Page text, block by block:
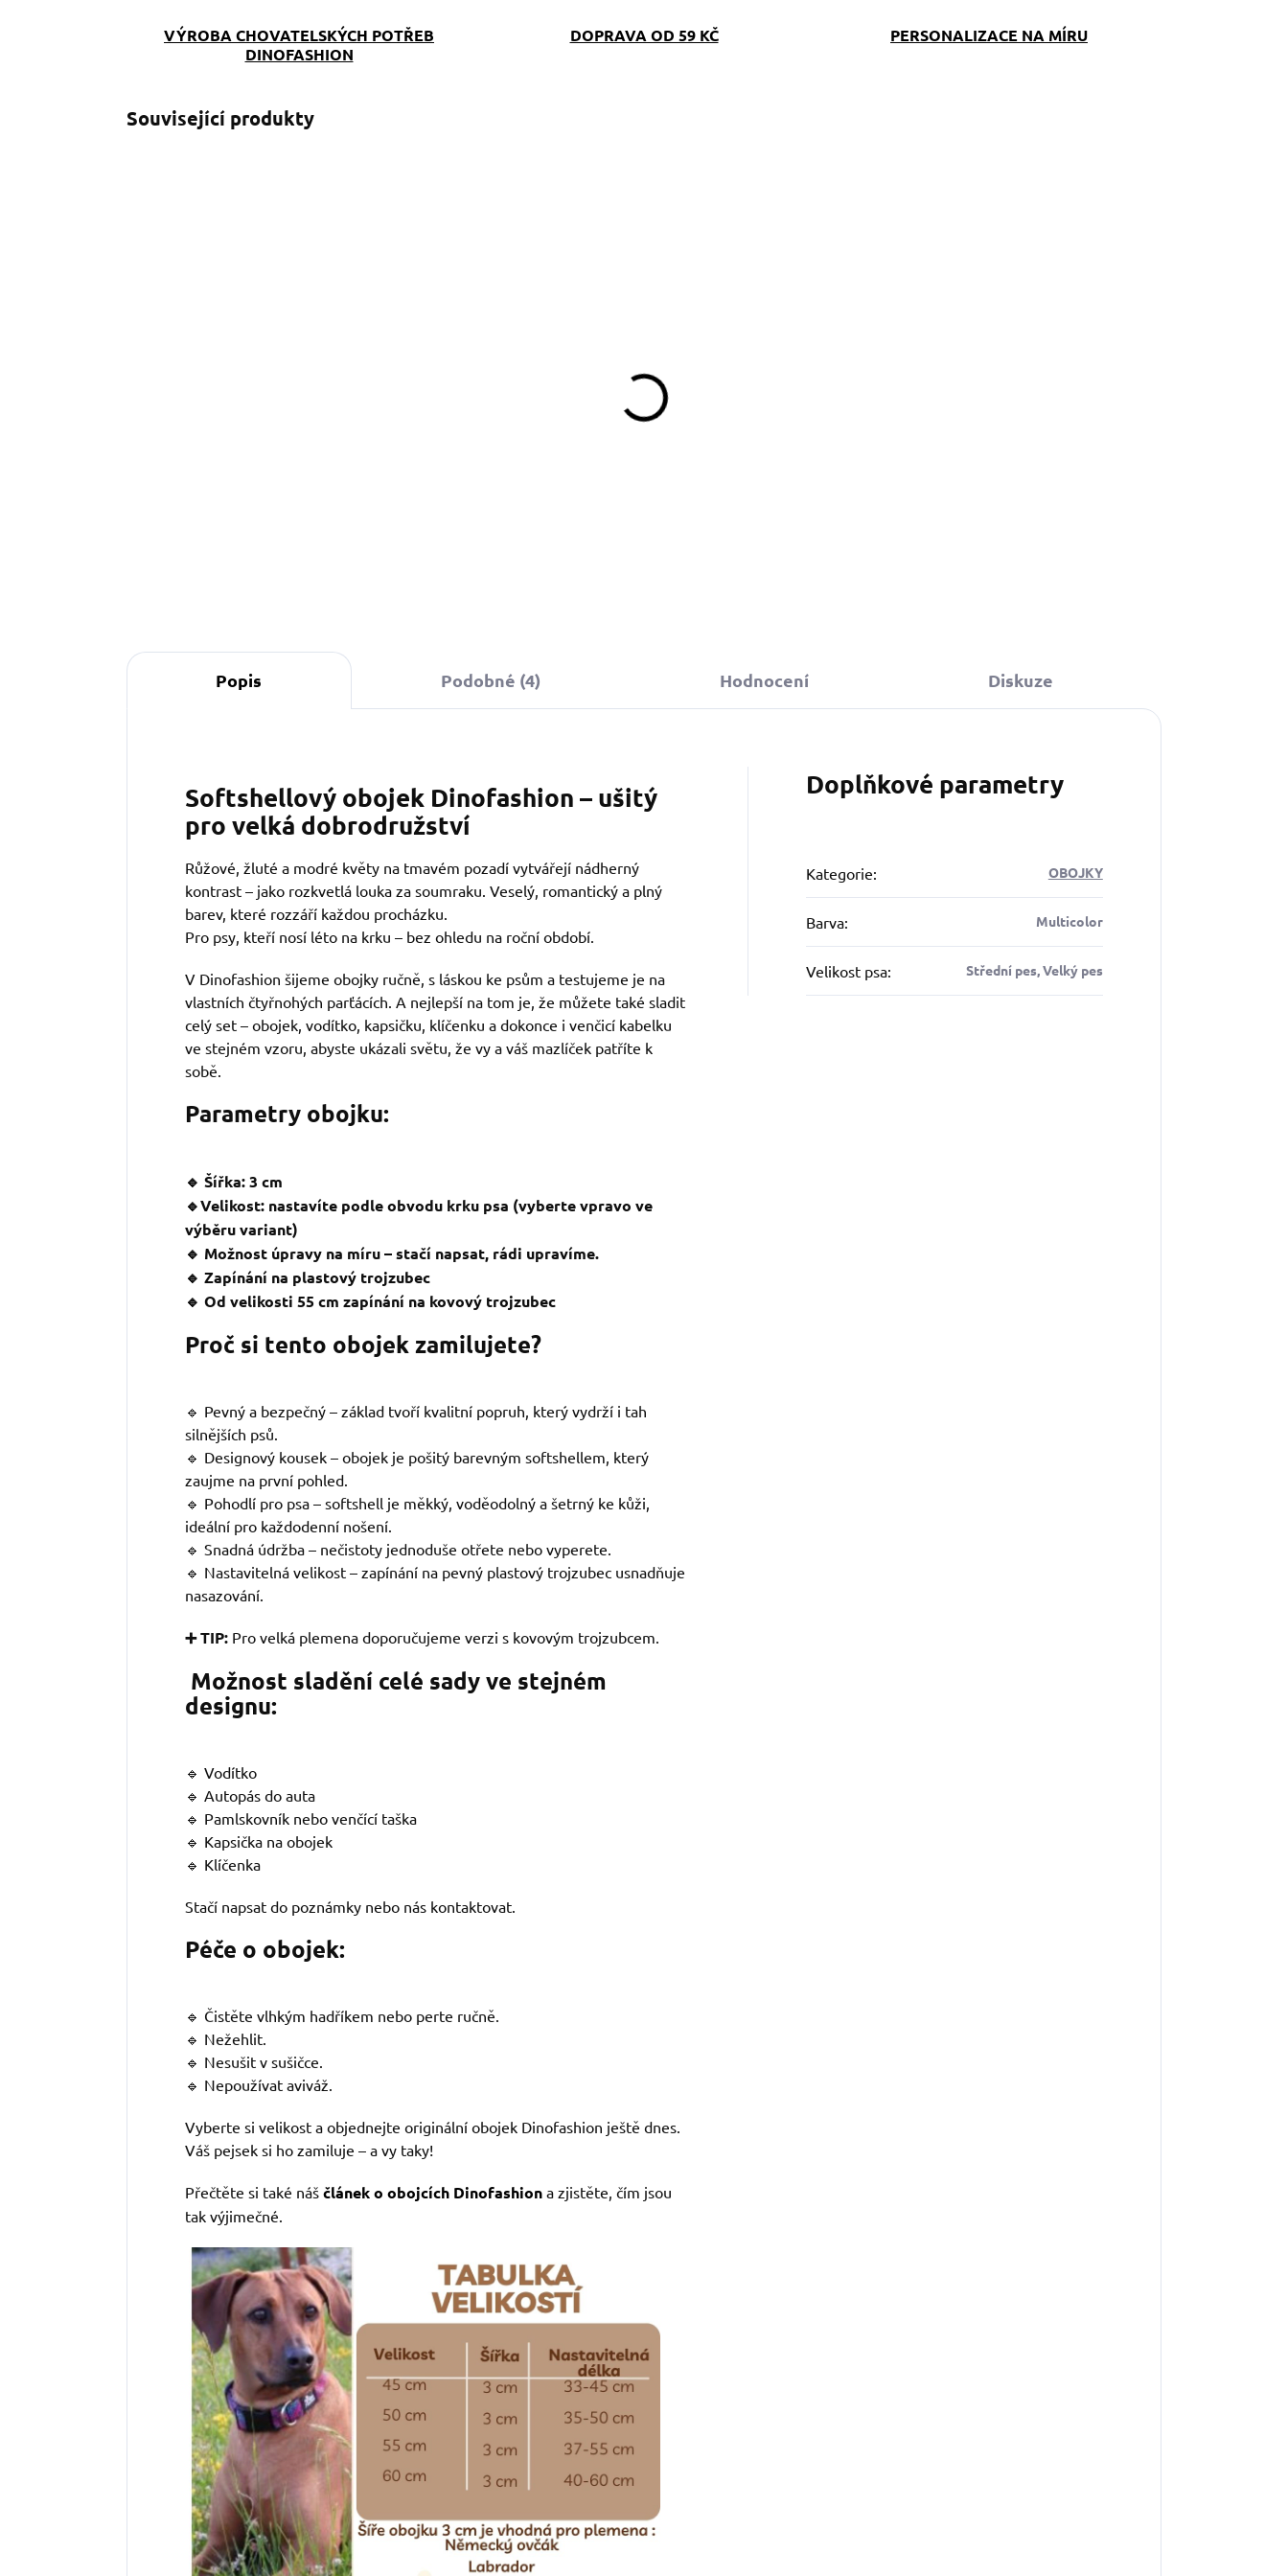
VÝROBA CHOVATELSKÝCH POTŘEB
DINOFASHION
DOPRAVA OD 59 KČ PERSONALIZACE NA MÍRU
Související produkty
Popis Podobné (4) Hodnocení Diskuze
Softshellový obojek Dinofashion – ušitý
pro velká dobrodružství
Růžové, žluté a modré květy na tmavém pozadí vytvářejí nádherný
kontrast – jako rozkvetlá louka za soumraku. Veselý, romantický a plný
barev, které rozzáří každou procházku.
Pro psy, kteří nosí léto na krku – bez ohledu na roční období.
V Dinofashion šijeme obojky ručně, s láskou ke psům a testujeme je na
vlastních čtyřnohých parťácích. A nejlepší na tom je, že můžete také sladit
celý set – obojek, vodítko, kapsičku, klíčenku a dokonce i venčicí kabelku
ve stejném vzoru, abyste ukázali světu, že vy a váš mazlíček patříte k
sobě.
Parametry obojku:
🔹 Šířka: 3 cm
🔹Velikost: nastavíte podle obvodu krku psa (vyberte vpravo ve
výběru variant)
🔹 Možnost úpravy na míru – stačí napsat, rádi upravíme.
🔹 Zapínání na plastový trojzubec
🔹 Od velikosti 55 cm zapínání na kovový trojzubec
Proč si tento obojek zamilujete?
🔹 Pevný a bezpečný – základ tvoří kvalitní popruh, který vydrží i tah
silnějších psů.
🔹 Designový kousek – obojek je pošitý barevným softshellem, který
zaujme na první pohled.
🔹 Pohodlí pro psa – softshell je měkký, voděodolný a šetrný ke kůži,
ideální pro každodenní nošení.
🔹 Snadná údržba – nečistoty jednoduše otřete nebo vyperete.
🔹 Nastavitelná velikost – zapínání na pevný plastový trojzubec usnadňuje
nasazování.
➕ TIP: Pro velká plemena doporučujeme verzi s kovovým trojzubcem.
Možnost sladění celé sady ve stejném
designu:
🔹 Vodítko
🔹 Autopás do auta
🔹 Pamlskovník nebo venčící taška
🔹 Kapsička na obojek
🔹 Klíčenka
Stačí napsat do poznámky nebo nás kontaktovat.
Péče o obojek:
🔹 Čistěte vlhkým hadříkem nebo perte ručně.
🔹 Nežehlit.
🔹 Nesušit v sušičce.
🔹 Nepoužívat aviváž.
Vyberte si velikost a objednejte originální obojek Dinofashion ještě dnes.
Váš pejsek si ho zamiluje – a vy taky!
Přečtěte si také náš článek o obojcích Dinofashion a zjistěte, čím jsou
tak výjimečné.
Doplňkové parametry
Kategorie: OBOJKY
Barva: Multicolor
Velikost psa: Střední pes, Velký pes